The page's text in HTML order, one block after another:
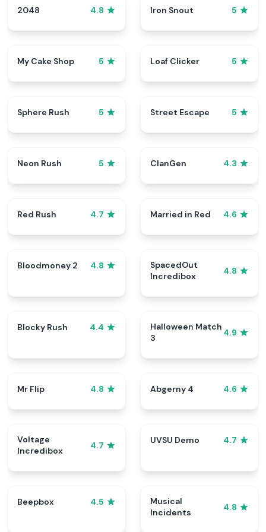
2048 4.8 Iron Snout 5
My Cake Shop 5 Loaf Clicker 5
Sphere Rush 5 Street Escape 5
Neon Rush 5 ClanGen 4.3
Red Rush 4.7 Married in Red 4.6
Bloodmoney 2 4.8
SpacedOut
Incredibox
4.8
Blocky Rush 4.4
Halloween Match
3
4.9
Mr Flip 4.8 Abgerny 4 4.6
Voltage
Incredibox
4.7
UVSU Demo 4.7
Beepbox 4.5
Musical
Incidents
4.8